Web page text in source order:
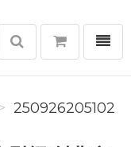
選單
250926205102